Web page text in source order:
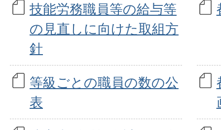
技能労務職員等の給与等
の見直しに向けた取組方
針
等級ごとの職員の数の公
表